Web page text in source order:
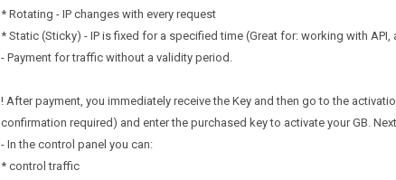
* Rotating - IP changes with every request
* Static (Sticky) - IP is fixed for a specified time (Great for: working with
- Payment for traffic without a validity period.
! After payment, you immediately receive the Key and then go to the
confirmation required) and enter the purchased key to activate your GB.
- In the control panel you can:
* control traffic